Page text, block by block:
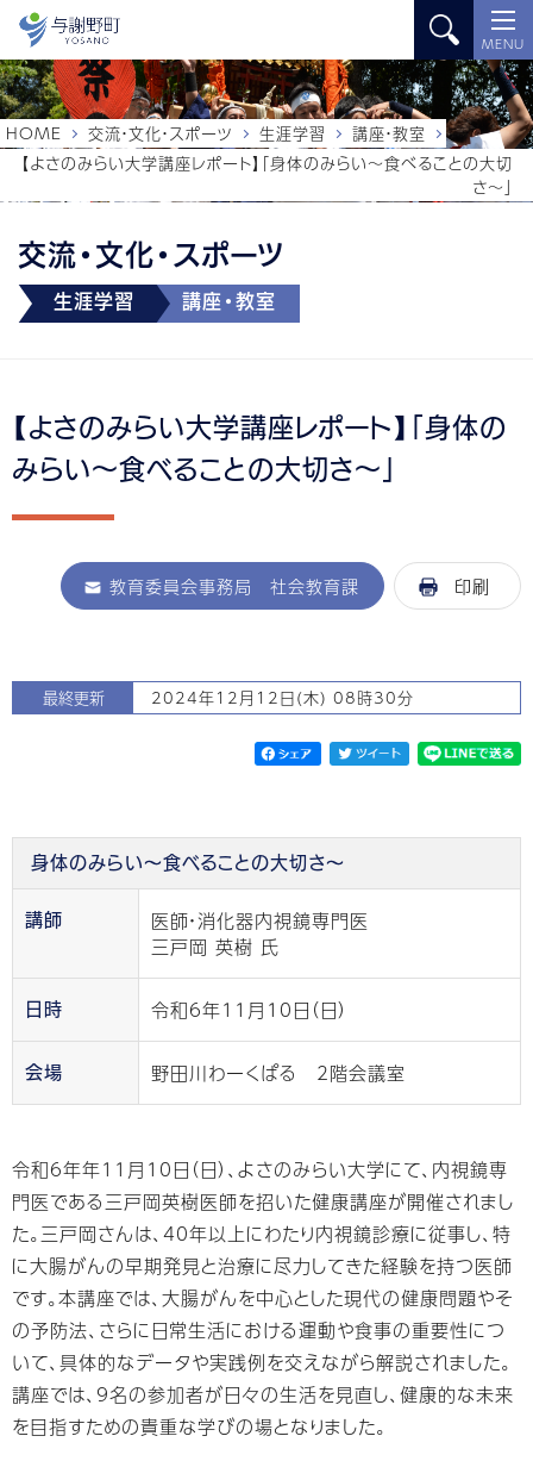
MENU
交流・文化・スポーツ
生涯学習 講座・教室
HOME 交流・文化・スポーツ 生涯学習
講座・教室
【よさのみらい大学講座レポート】「身体のみらい～食べることの大切
さ～」
【よさのみらい大学講座レポート】「身体の
みらい～食べることの大切さ～」
教育委員会事務局 社会教育課 印刷
最終更新 2024年12月12日(木) 08時30分
身体のみらい～食べることの大切さ～
講師
医師・消化器内視鏡専門医
三戸岡 英樹 氏
日時 令和6年11月10日（日）
会場 野⽥川わーくぱる 2階会議室
令和6年年11月10日（日）、よさのみらい大学にて、内視鏡専
門医である三戸岡英樹医師を招いた健康講座が開催されまし
た。三戸岡さんは、40年以上にわたり内視鏡診療に従事し、特
に大腸がんの早期発見と治療に尽力してきた経験を持つ医師
です。本講座では、大腸がんを中心とした現代の健康問題やそ
の予防法、さらに日常生活における運動や食事の重要性につ
いて、具体的なデータや実践例を交えながら解説されました。
講座では、9名の参加者が日々の生活を見直し、健康的な未来
を目指すための貴重な学びの場となりました。